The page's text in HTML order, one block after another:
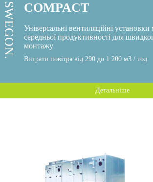
SWEGON. COMPACT
Універсальні вентиляційні установки
середньої продуктивності для
монтажу
Витрати повітря від 290 до 1 200 м3 / год
Детальніше